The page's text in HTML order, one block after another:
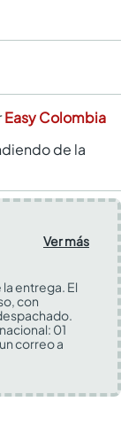
Easy Colombia
de la
Ver más
entrega. El
con
01
correo a